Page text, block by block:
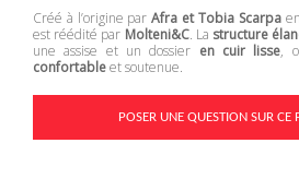
Créé à l’origine parAfra et Tobia Scarpa
est réédité par Molteni&C. La structure
une assise et un dossier en cuir lisse,
confortableet soutenue.
POSER UNE QUESTION SUR CE